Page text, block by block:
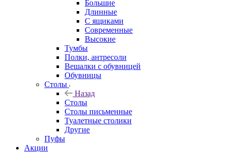
Большие
Длинные
С ящиками
Современные
Высокие
Тумбы
Полки, антресоли
Вешалки с обувницей
Обувницы
Столы
Назад
Столы
Столы письменные
Туалетные столики
Другие
Пуфы
Акции